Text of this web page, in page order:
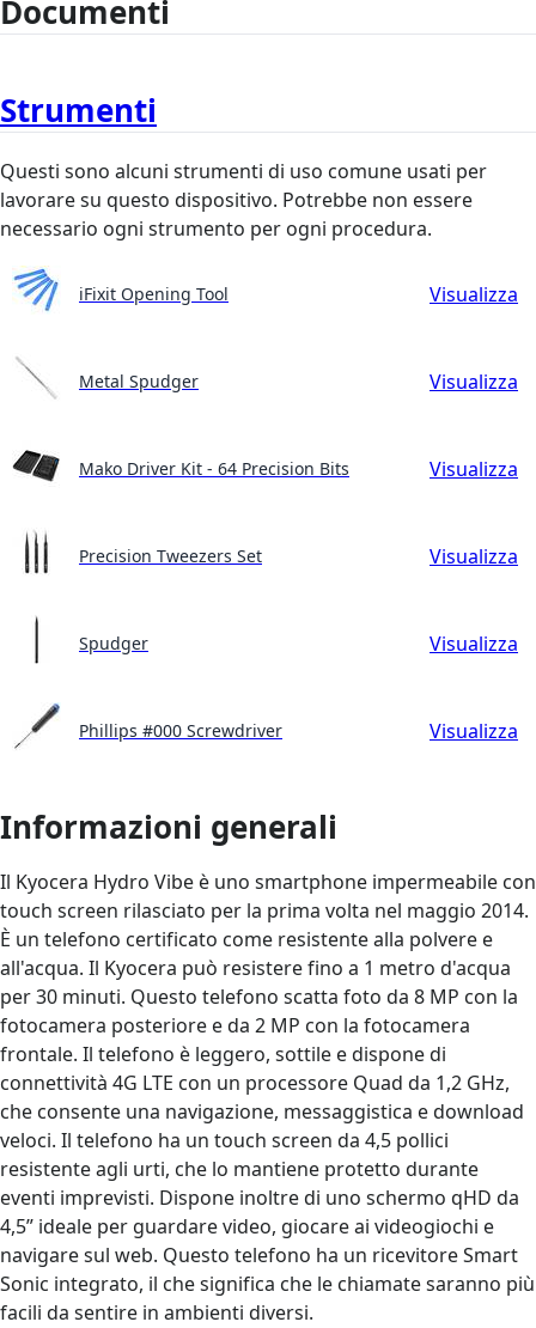
Documenti
Strumenti
Questi sono alcuni strumenti di uso comune usati per
lavorare su questo dispositivo. Potrebbe non essere
necessario ogni strumento per ogni procedura.
iFixit Opening Tool Visualizza
Metal Spudger Visualizza
Mako Driver Kit - 64 Precision Bits Visualizza
Precision Tweezers Set Visualizza
Spudger Visualizza
Phillips #000 Screwdriver Visualizza
Informazioni generali
Il Kyocera Hydro Vibe è uno smartphone impermeabile con
touch screen rilasciato per la prima volta nel maggio 2014.
È un telefono certificato come resistente alla polvere e
all'acqua. Il Kyocera può resistere fino a 1 metro d'acqua
per 30 minuti. Questo telefono scatta foto da 8 MP con la
fotocamera posteriore e da 2 MP con la fotocamera
frontale. Il telefono è leggero, sottile e dispone di
connettività 4G LTE con un processore Quad da 1,2 GHz,
che consente una navigazione, messaggistica e download
veloci. Il telefono ha un touch screen da 4,5 pollici
resistente agli urti, che lo mantiene protetto durante
eventi imprevisti. Dispone inoltre di uno schermo qHD da
4,5” ideale per guardare video, giocare ai videogiochi e
navigare sul web. Questo telefono ha un ricevitore Smart
Sonic integrato, il che significa che le chiamate saranno più
facili da sentire in ambienti diversi.